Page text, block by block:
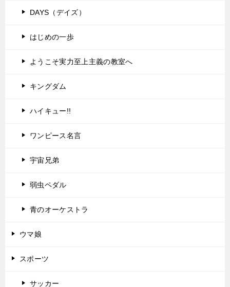
DAYS（デイズ）
はじめの一歩
ようこそ実力至上主義の教室へ
キングダム
ハイキュー!!
ワンピース名言
宇宙兄弟
弱虫ペダル
青のオーケストラ
ウマ娘
スポーツ
サッカー